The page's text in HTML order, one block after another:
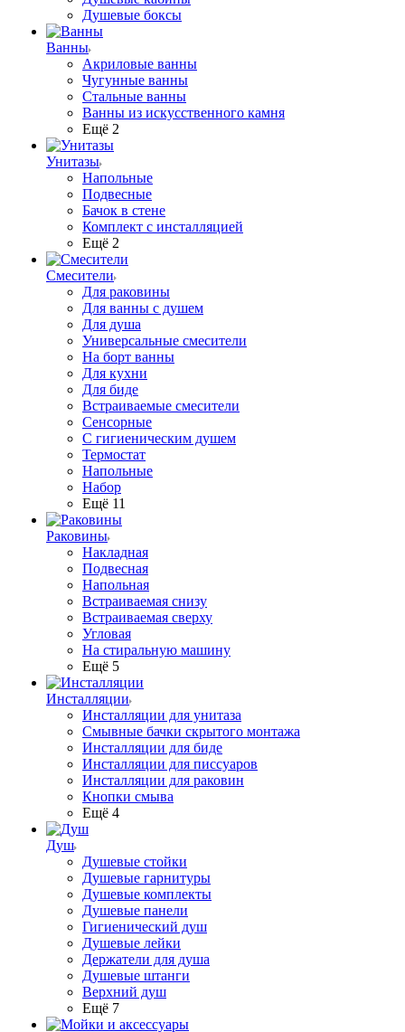
Душевые боксы
Ванны
Акриловые ванны
Чугунные ванны
Стальные ванны
Ванны из искусственного камня
Ещё 2
Унитазы
Напольные
Подвесные
Бачок в стене
Комплект с инсталляцией
Ещё 2
Смесители
Для раковины
Для ванны с душем
Для душа
Универсальные смесители
На борт ванны
Для кухни
Для биде
Встраиваемые смесители
Сенсорные
С гигиеническим душем
Термостат
Напольные
Набор
Ещё 11
Раковины
Накладная
Подвесная
Напольная
Встраиваемая снизу
Встраиваемая сверху
Угловая
На стиральную машину
Ещё 5
Инсталляции
Инсталляции для унитаза
Смывные бачки скрытого монтажа
Инсталляции для биде
Инсталляции для писсуаров
Инсталляции для раковин
Кнопки смыва
Ещё 4
Душ
Душевые стойки
Душевые гарнитуры
Душевые комплекты
Душевые панели
Гигиенический душ
Душевые лейки
Держатели для душа
Душевые штанги
Верхний душ
Ещё 7